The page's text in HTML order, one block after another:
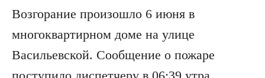
Возгорание произошло 6 июня в
многоквартирном доме на улице
Васильевской. Сообщение о пожаре